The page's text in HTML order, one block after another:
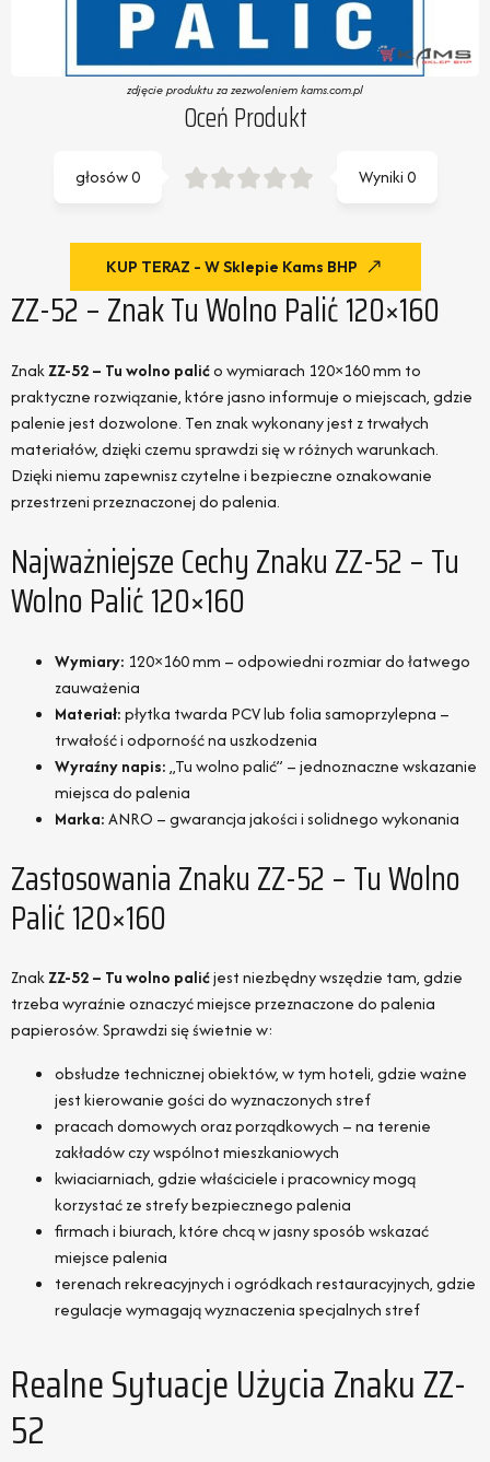
zdjęcie produktu za zezwoleniem kams.com.pl
Oceń Produkt
Wyniki0
głosów0
KUP TERAZ - W Sklepie Kams BHP
ZZ-52 – Znak Tu Wolno Palić 120×160
ZnakZZ-52 – Tu wolno palićo wymiarach 120×160 mm to
praktyczne rozwiązanie, które jasno informuje o miejscach, gdzie
palenie jest dozwolone. Ten znak wykonany jest z trwałych
materiałów, dzięki czemu sprawdzi się w różnych warunkach.
Dzięki niemu zapewnisz czytelne i bezpieczne oznakowanie
przestrzeni przeznaczonej do palenia.
Najważniejsze Cechy Znaku ZZ-52 – Tu
Wolno Palić 120×160
Wymiary: 120×160 mm – odpowiedni rozmiar do łatwego
zauważenia
Materiał:płytka twarda PCV lub folia samoprzylepna –
trwałość i odporność na uszkodzenia
Wyraźny napis:„Tu wolno palić” – jednoznaczne wskazanie
miejsca do palenia
Marka:ANRO – gwarancja jakości i solidnego wykonania
Zastosowania Znaku ZZ-52 – Tu Wolno
Palić 120×160
ZnakZZ-52 – Tu wolno palićjest niezbędny wszędzie tam, gdzie
trzeba wyraźnie oznaczyć miejsce przeznaczone do palenia
papierosów. Sprawdzi się świetnie w:
obsłudze technicznej obiektów, w tym hoteli, gdzie ważne
jest kierowanie gości do wyznaczonych stref
pracach domowych oraz porządkowych – na terenie
zakładów czy wspólnot mieszkaniowych
kwiaciarniach, gdzie właściciele i pracownicy mogą
korzystać ze strefy bezpiecznego palenia
firmach i biurach, które chcą w jasny sposób wskazać
miejsce palenia
terenach rekreacyjnych i ogródkach restauracyjnych, gdzie
regulacje wymagają wyznaczenia specjalnych stref
Realne Sytuacje Użycia Znaku ZZ-
52